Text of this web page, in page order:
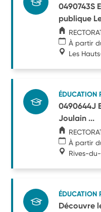
0490743S
publique
À partir
Les
ÉDUCATION
0490644J
Joulain ...
À partir
Rives-
ÉDUCATION
Découvre